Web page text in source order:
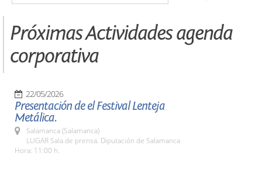
Próximas Actividades agenda
corporativa
22/05/2026
Presentación de el Festival Lenteja
Metálica.
Salamanca (Salamanca)
LUGAR Sala de prensa. Diputación de Salamanca
Hora: 11:00 h.